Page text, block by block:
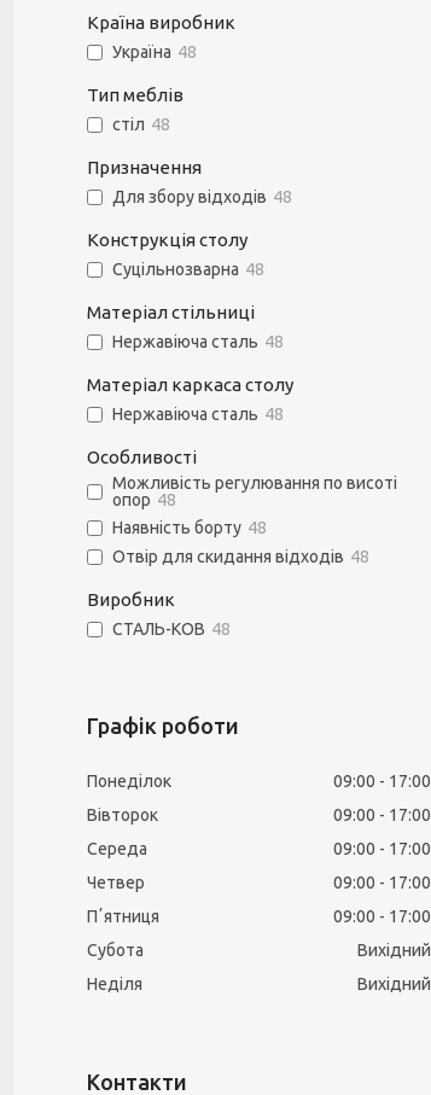
Країна виробник
Україна 48
Тип меблів
стіл 48
Призначення
Для збору відходів 48
Конструкція столу
Суцільнозварна 48
Матеріал стільниці
Нержавіюча сталь 48
Матеріал каркаса столу
Нержавіюча сталь 48
Особливості
Можливість регулювання по висоті
опор 48
Наявність борту 48
Отвір для скидання відходів 48
Виробник
СТАЛЬ-КОВ 48
Графік роботи
Понеділок 09:00
17:00
Вівторок
09:00
17:00
Середа
09:00
17:00
Четвер
09:00
17:00
Пʼятниця
09:00
17:00
Субота
Вихідний
Неділя
Вихідний